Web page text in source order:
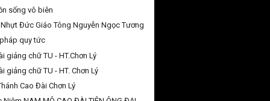
sống vô biên
Đức Giáo Tông Nguyễn Ngọc Tương
quy tức
giảng chữ TU - HT.Chơn Lý
giảng chữ TU - HT. Chơn Lý
Cao Đài Chơn Lý